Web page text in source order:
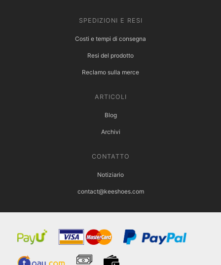
SPEDIZIONI E RESI
Costi e tempi di consegna
Resi del prodotto
Reclamo sulla merce
ARTICOLI
Blog
Archivi
CONTATTO
Notiziario
contact@keeshoes.com